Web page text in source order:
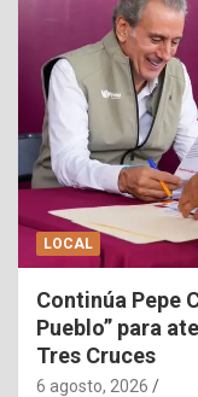
LOCAL
Continúa Pepe
Pueblo” para
Tres Cruces
6 agosto, 2026